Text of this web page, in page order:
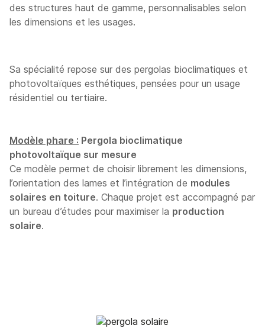
des structures haut de gamme, personnalisables selon
les dimensions et les usages.
Sa spécialité repose sur des pergolas bioclimatiques et
photovoltaïques esthétiques, pensées pour un usage
résidentiel ou tertiaire.
Modèle phare : Pergola bioclimatique
photovoltaïque sur mesure
Ce modèle permet de choisir librement les dimensions,
l’orientation des lames et l’intégration de modules
solaires en toiture. Chaque projet est accompagné par
un bureau d’études pour maximiser la production
solaire.